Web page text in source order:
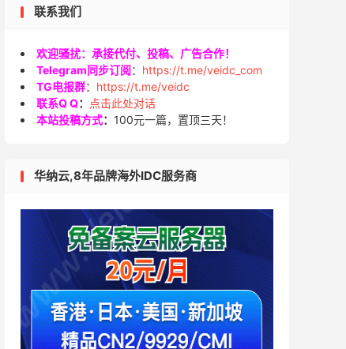
联系我们
欢迎骚扰：承接代付、投稿、广告合作！
Telegram同步订阅： https://t.me/veidc_com
TG电报群： https://t.me/veidc
联系Q Q：
点击此处对话
本站投稿方式： 100元一篇，置顶三天！
华纳云,8年品牌海外IDC服务商